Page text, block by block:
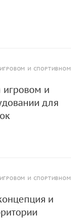
И СПОРТИВНОМ
и
для
И СПОРТИВНОМ
и